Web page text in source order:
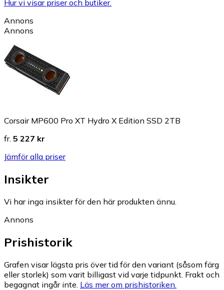
Hur vi visar priser och butiker.
Annons
Annons
Corsair MP600 Pro XT Hydro X Edition SSD 2TB
fr. 5 227 kr
Jämför alla priser
Insikter
Vi har inga insikter för den här produkten ännu.
Annons
Prishistorik
Grafen visar lägsta pris över tid för den variant (såsom färg
eller storlek) som varit billigast vid varje tidpunkt. Frakt och
begagnat ingår inte. Läs mer om prishistoriken.